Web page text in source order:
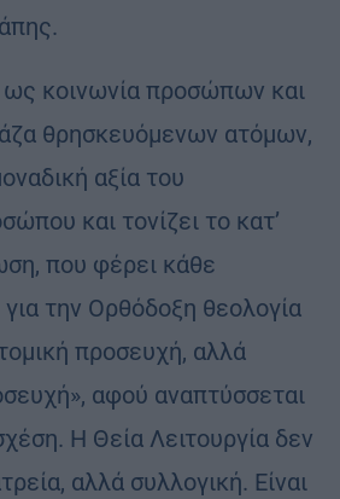
ως κοινωνία προσώπων και
θρησκευόμενων ατόμων,
αξία του
και τονίζει το κατ’
που φέρει κάθε
την Ορθόδοξη θεολογία
προσευχή, αλλά
αφού αναπτύσσεται
Η Θεία Λειτουργία δεν
αλλά συλλογική. Είναι